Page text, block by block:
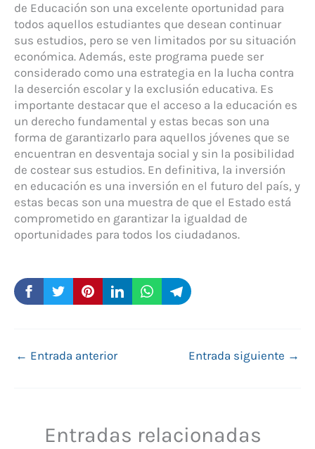
de Educación son una excelente oportunidad para
todos aquellos estudiantes que desean continuar
sus estudios, pero se ven limitados por su situación
económica. Además, este programa puede ser
considerado como una estrategia en la lucha contra
la deserción escolar y la exclusión educativa. Es
importante destacar que el acceso a la educación es
un derecho fundamental y estas becas son una
forma de garantizarlo para aquellos jóvenes que se
encuentran en desventaja social y sin la posibilidad
de costear sus estudios. En definitiva, la inversión
en educación es una inversión en el futuro del país, y
estas becas son una muestra de que el Estado está
comprometido en garantizar la igualdad de
oportunidades para todos los ciudadanos.
← Entrada anterior Entrada siguiente →
Entradas relacionadas